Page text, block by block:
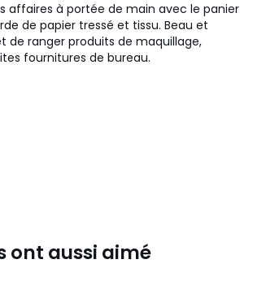
affaires à portée de main avec le panier
de papier tressé et tissu. Beau et
de ranger produits de maquillage,
fournitures de bureau.
100% polycoton
ont aussi aimé